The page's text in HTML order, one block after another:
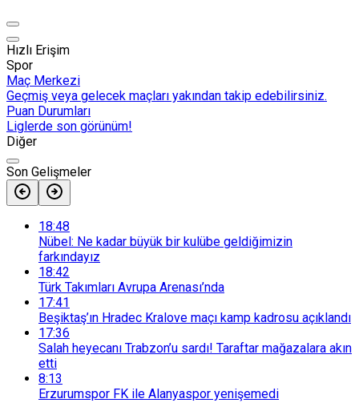
Hızlı Erişim
Spor
Maç Merkezi
Geçmiş veya gelecek maçları yakından takip edebilirsiniz.
Puan Durumları
Liglerde son görünüm!
Diğer
Son Gelişmeler
18:48
Nübel: Ne kadar büyük bir kulübe geldiğimizin
farkındayız
18:42
Türk Takımları Avrupa Arenası’nda
17:41
Beşiktaş’ın Hradec Kralove maçı kamp kadrosu açıklandı
17:36
Salah heyecanı Trabzon’u sardı! Taraftar mağazalara akın
etti
8:13
Erzurumspor FK ile Alanyaspor yenişemedi